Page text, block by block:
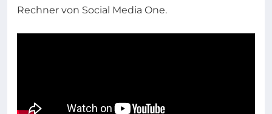
Rechner von Social Media One.